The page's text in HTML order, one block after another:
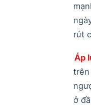
rút
Áp
trên
ở